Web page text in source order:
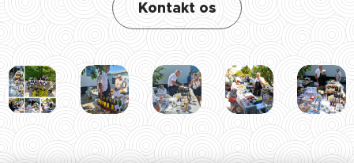
Kontakt os